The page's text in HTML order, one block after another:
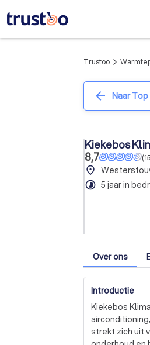
Trustoo arrow_forward_ios
arrow_back Naar
Kiekebos
8,7
(15
place
timelapse 5 jaar in
Over ons
Introductie
Kiekebos
strekt zich uit